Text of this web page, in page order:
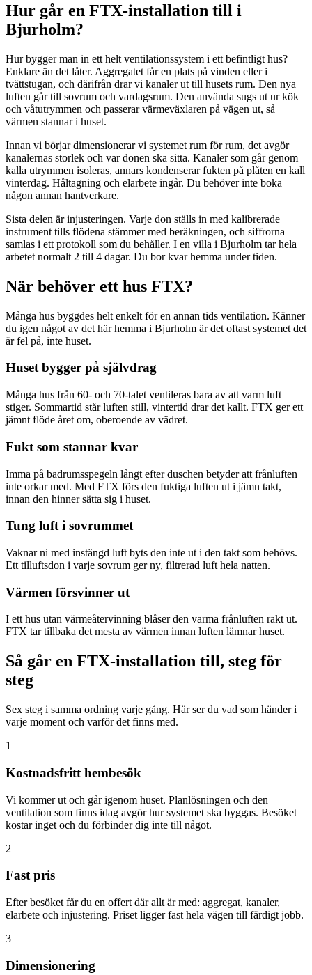
Hur går en FTX-installation till i
Bjurholm?
Hur bygger man in ett helt ventilationssystem i ett befintligt hus?
Enklare än det låter. Aggregatet får en plats på vinden eller i
tvättstugan, och därifrån drar vi kanaler ut till husets rum. Den nya
luften går till sovrum och vardagsrum. Den använda sugs ut ur kök
och våtutrymmen och passerar värmeväxlaren på vägen ut, så
värmen stannar i huset.
Innan vi börjar dimensionerar vi systemet rum för rum, det avgör
kanalernas storlek och var donen ska sitta. Kanaler som går genom
kalla utrymmen isoleras, annars kondenserar fukten på plåten en kall
vinterdag. Håltagning och elarbete ingår. Du behöver inte boka
någon annan hantverkare.
Sista delen är injusteringen. Varje don ställs in med kalibrerade
instrument tills flödena stämmer med beräkningen, och siffrorna
samlas i ett protokoll som du behåller. I en villa i Bjurholm tar hela
arbetet normalt 2 till 4 dagar. Du bor kvar hemma under tiden.
När behöver ett hus FTX?
Många hus byggdes helt enkelt för en annan tids ventilation. Känner
du igen något av det här hemma i Bjurholm är det oftast systemet det
är fel på, inte huset.
Huset bygger på självdrag
Många hus från 60- och 70-talet ventileras bara av att varm luft
stiger. Sommartid står luften still, vintertid drar det kallt. FTX ger ett
jämnt flöde året om, oberoende av vädret.
Fukt som stannar kvar
Imma på badrumsspegeln långt efter duschen betyder att frånluften
inte orkar med. Med FTX förs den fuktiga luften ut i jämn takt,
innan den hinner sätta sig i huset.
Tung luft i sovrummet
Vaknar ni med instängd luft byts den inte ut i den takt som behövs.
Ett tilluftsdon i varje sovrum ger ny, filtrerad luft hela natten.
Värmen försvinner ut
I ett hus utan värmeåtervinning blåser den varma frånluften rakt ut.
FTX tar tillbaka det mesta av värmen innan luften lämnar huset.
Så går en FTX-installation till, steg för
steg
Sex steg i samma ordning varje gång. Här ser du vad som händer i
varje moment och varför det finns med.
1
Kostnadsfritt hembesök
Vi kommer ut och går igenom huset. Planlösningen och den
ventilation som finns idag avgör hur systemet ska byggas. Besöket
kostar inget och du förbinder dig inte till något.
2
Fast pris
Efter besöket får du en offert där allt är med: aggregat, kanaler,
elarbete och injustering. Priset ligger fast hela vägen till färdigt jobb.
3
Dimensionering